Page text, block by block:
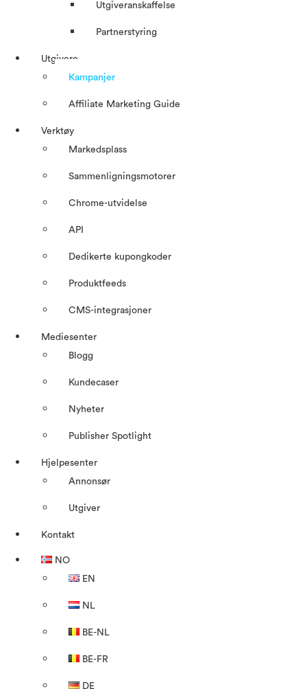
Utgiveranskaffelse
Partnerstyring
Utgivere
Kampanjer
Affiliate Marketing Guide
Verktøy
Markedsplass
Sammenligningsmotorer
Chrome-utvidelse
API
Dedikerte kupongkoder
Produktfeeds
CMS-integrasjoner
Mediesenter
Blogg
Kundecaser
Nyheter
Publisher Spotlight
Hjelpesenter
Annonsør
Utgiver
Kontakt
NO
EN
NL
BE-NL
BE-FR
DE